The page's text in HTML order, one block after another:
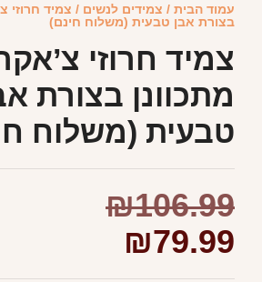
עמוד הבית / צמידים לנשים / צמיד חרוזי
בצורת אבן טבעית (משלוח חינם)
צמיד חרוזי
מתכוונן בצורת
טבעית (משלוח
₪106.99
₪79.99